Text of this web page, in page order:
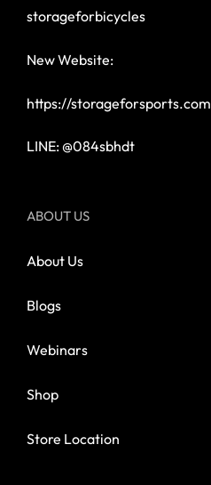
storageforbicycles
New Website:
https://storageforsports.com
LINE: @084sbhdt
ABOUT US
About Us
Blogs
Webinars
Shop
Store Location